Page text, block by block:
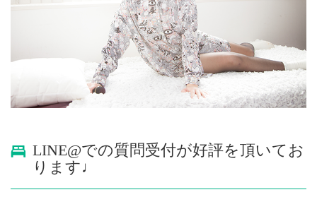
LINE@での質問受付が好評を頂いてお
ります♩